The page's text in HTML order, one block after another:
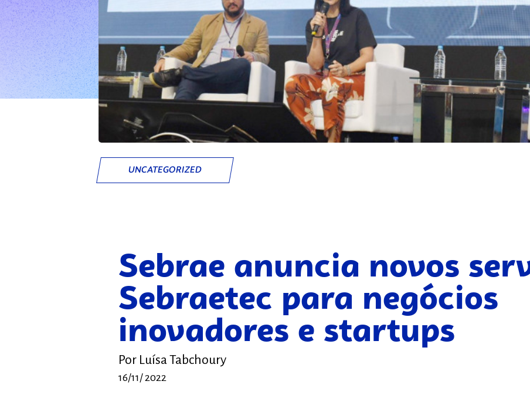
UNCATEGORIZED
Sebrae anuncia novos
Sebraetec para negócios
inovadores e startups
Por Luísa Tabchoury
16/11/ 2022